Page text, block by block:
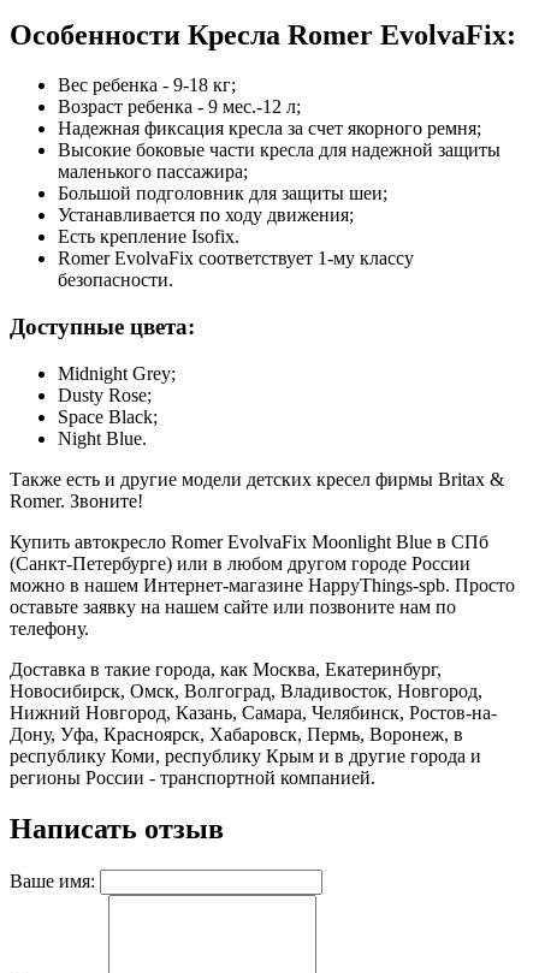
Особенности Кресла Romer EvolvaFix:
Вес ребенка - 9-18 кг;
Возраст ребенка - 9 мес.-12 л;
Надежная фиксация кресла за счет якорного ремня;
Высокие боковые части кресла для надежной защиты
маленького пассажира;
Большой подголовник для защиты шеи;
Устанавливается по ходу движения;
Есть крепление Isofix.
Romer EvolvaFix соответствует 1-му классу
безопасности.
Доступные цвета:
Midnight Grey;
Dusty Rose;
Space Black;
Night Blue.
Также есть и другие модели детских кресел фирмы Britax &
Romer. Звоните!
Купить автокресло Romer EvolvaFix Moonlight Blue в СПб
(Санкт-Петербурге) или в любом другом городе России
можно в нашем Интернет-магазине HappyThings-spb. Просто
оставьте заявку на нашем сайте или позвоните нам по
телефону.
Доставка в такие города, как Москва, Екатеринбург,
Новосибирск, Омск, Волгоград, Владивосток, Новгород,
Нижний Новгород, Казань, Самара, Челябинск, Ростов-на-
Дону, Уфа, Красноярск, Хабаровск, Пермь, Воронеж, в
республику Коми, республику Крым и в другие города и
регионы России - транспортной компанией.
Написать отзыв
Ваше имя: